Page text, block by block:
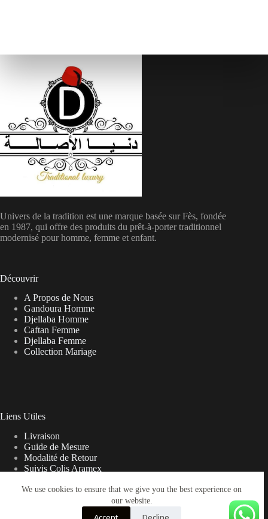
We use cookies to ensure that we give you the best experience on
our website.
Univers de la tradition est une marque basée sur Fès, fondée
en 1987, qui offre des produits du prêt-à-porter traditionnel
modernisé pour homme, femme et enfant.
Découvrir
A Propos de Nous
Gandoura Homme
Djellaba Homme
Caftan Femme
Djellaba Femme
Collection Mariage
Liens Utiles
Livraison
Guide de Mesure
Modalité de Retour
Suivis Colis Aramex